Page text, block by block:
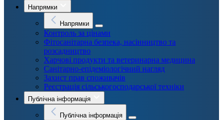
Напрямки
Напрямки
Контроль за цінами
Фітосанітарна безпека, насінництво та
розсадництво
Харчові продукти та ветеринарна медицина
Санітарно-епідеміологічний нагляд
Захист прав споживачів
Реєстрація сільськогосподарської техніки
Публічна інформація
Публічна інформація